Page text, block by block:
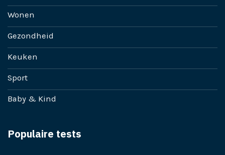
Wonen
Gezondheid
Keuken
Sport
Baby & Kind
Populaire tests